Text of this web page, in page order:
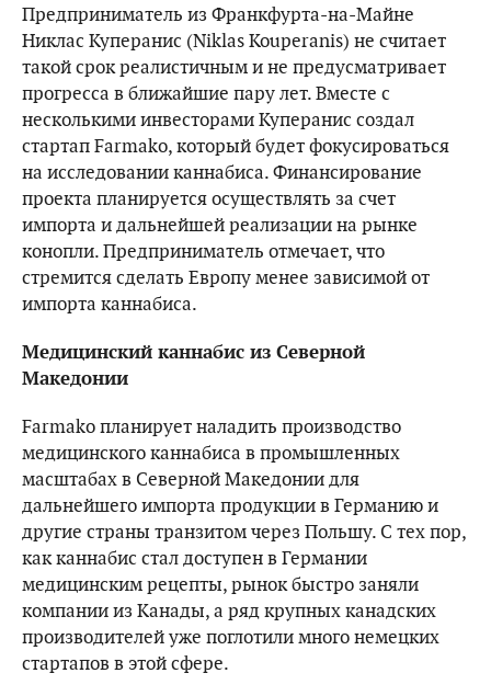
Предприниматель из Франкфурта-на-Майне
Никлас Куперанис (Niklas Kouperanis) не считает
такой срок реалистичным и не предусматривает
прогресса в ближайшие пару лет. Вместе с
несколькими инвесторами Куперанис создал
стартап Farmako, который будет фокусироваться
на исследовании каннабиса. Финансирование
проекта планируется осуществлять за счет
импорта и дальнейшей реализации на рынке
конопли. Предприниматель отмечает, что
стремится сделать Европу менее зависимой от
импорта каннабиса.
Медицинский каннабис из Северной
Македонии
Farmako планирует наладить производство
медицинского каннабиса в промышленных
масштабах в Северной Македонии для
дальнейшего импорта продукции в Германию и
другие страны транзитом через Польшу. С тех пор,
как каннабис стал доступен в Германии
медицинским рецепты, рынок быстро заняли
компании из Канады, а ряд крупных канадских
производителей уже поглотили много немецких
стартапов в этой сфере.